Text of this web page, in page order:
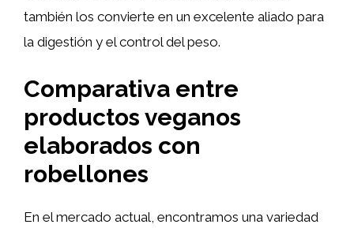
también los convierte en un excelente aliado para
la digestión y el control del peso.
Comparativa entre
productos veganos
elaborados con
robellones
En el mercado actual, encontramos una variedad